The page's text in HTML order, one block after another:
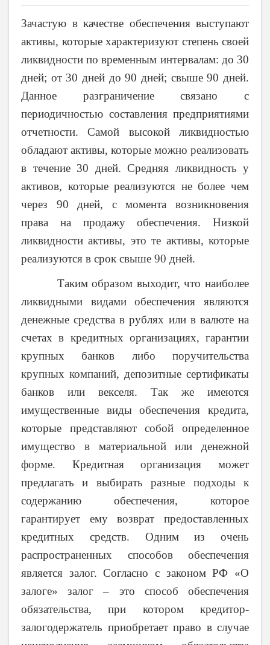
Зачастую в качестве обеспечения выступают
активы, которые характеризуют степень своей
ликвидности по временным интервалам: до 30
дней; от 30 дней до 90 дней; свыше 90 дней.
Данное разграничение связано с
периодичностью составления предприятиями
отчетности. Самой высокой ликвидностью
обладают активы, которые можно реализовать
в течение 30 дней. Средняя ликвидность у
активов, которые реализуются не более чем
через 90 дней, с момента возникновения
права на продажу обеспечения. Низкой
ликвидности активы, это те активы, которые
реализуются в срок свыше 90 дней.
Таким образом выходит, что наиболее
ликвидными видами обеспечения являются
денежные средства в рублях или в валюте на
счетах в кредитных организациях, гарантии
крупных банков либо поручительства
крупных компаний, депозитные сертификаты
банков или векселя. Так же имеются
имущественные виды обеспечения кредита,
которые представляют собой определенное
имущество в материальной или денежной
форме. Кредитная организация может
предлагать и выбирать разные подходы к
содержанию обеспечения, которое
гарантирует ему возврат предоставленных
кредитных средств. Одним из очень
распространенных способов обеспечения
является залог. Согласно с законом РФ «О
залоге» залог – это способ обеспечения
обязательства, при котором кредитор-
залогодержатель приобретает право в случае